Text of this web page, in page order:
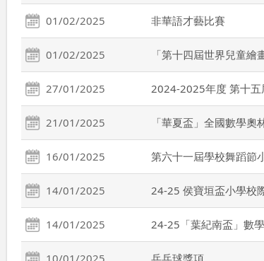
01/02/2025 非華語才藝比賽
01/02/2025 「第十四屆世界兒童繪
27/01/2025 2024-2025年度 第十五
21/01/2025 「華夏盃」全國數學
16/01/2025 第六十一屆學校舞蹈節
14/01/2025 24-25 侯寶垣盃小學校
14/01/2025 24-25「葉紀南盃」數
10/01/2025 乒乓球獎項